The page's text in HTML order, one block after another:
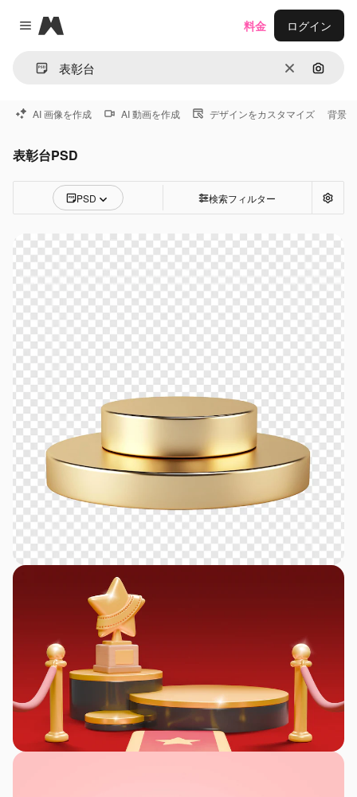
Close menu
Magnific
消去 画像で
料金 ログイン
AI 画像を作成 AI 動画を作成 デザインをカスタマイズ 背景
表彰台PSD
PSD 検索フィルター